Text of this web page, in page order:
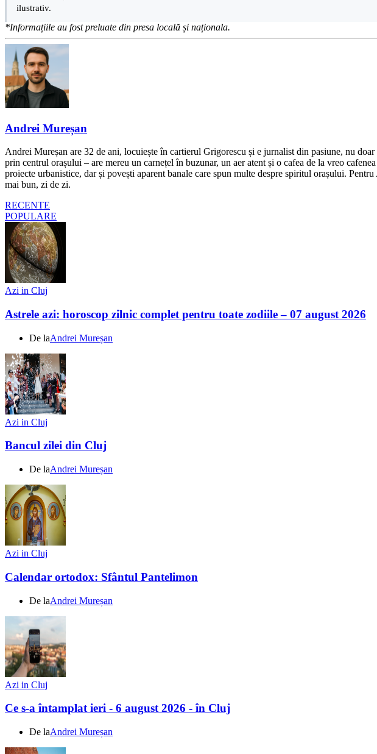
ilustrativ.
*Informațiile au fost preluate din presa locală și naționala.
Andrei Mureșan
Andrei Mureșan are 32 de ani, locuiește în cartierul Grigorescu și e jurnalist din pasiune, nu
prin centrul orașului – are mereu un carnețel în buzunar, un aer atent și o cafea de la vreo
proiecte urbanistice, dar și povești aparent banale care spun multe despre spiritul orașului.
mai bun, zi de zi.
RECENTE
POPULARE
Azi in Cluj
Astrele azi: horoscop zilnic complet pentru toate zodiile – 07 august 2026
De laAndrei Mureșan
Azi in Cluj
Bancul zilei din Cluj
De laAndrei Mureșan
Azi in Cluj
Calendar ortodox: Sfântul Pantelimon
De laAndrei Mureșan
Azi in Cluj
Ce s-a întamplat ieri - 6 august 2026 - în Cluj
De laAndrei Mureșan